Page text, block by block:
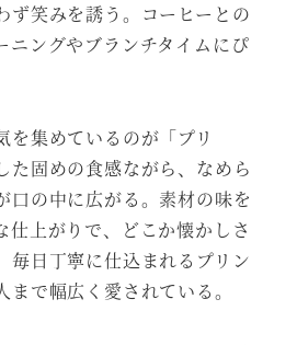
ず笑みを誘う。コーヒーとの
ニングやブランチタイムにぴ
を集めているのが「プリ
た固めの食感ながら、なめら
口の中に広がる。素材の味を
仕上がりで、どこか懐かしさ
毎日丁寧に仕込まれるプリン
で幅広く愛されている。